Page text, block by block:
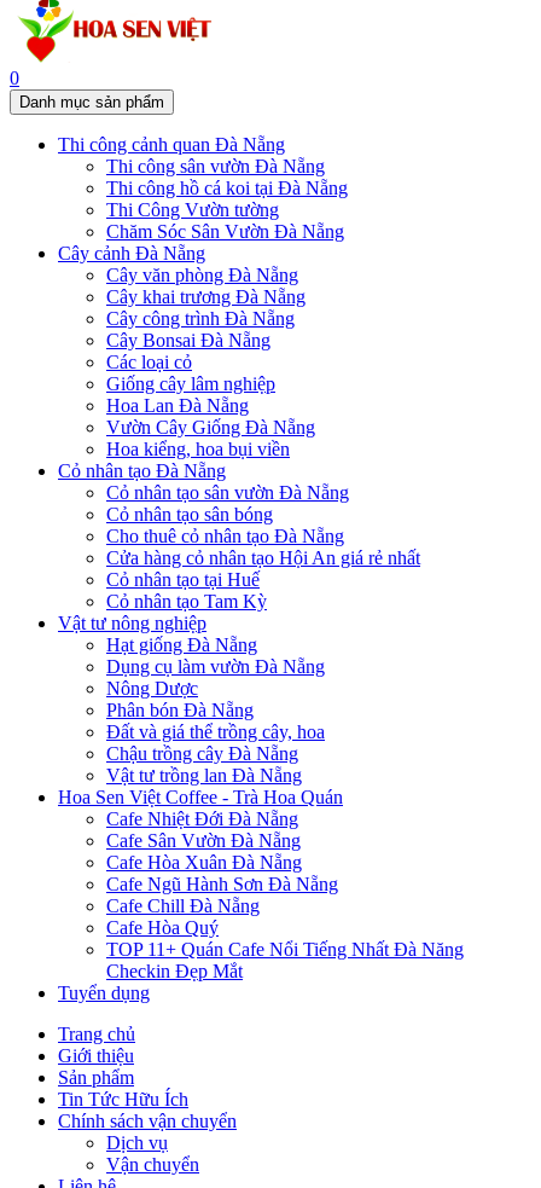
0
Danh mục sản phẩm
Thi công cảnh quan Đà Nẵng
Thi công sân vườn Đà Nẵng
Thi công hồ cá koi tại Đà Nẵng
Thi Công Vườn tường
Chăm Sóc Sân Vườn Đà Nẵng
Cây cảnh Đà Nẵng
Cây văn phòng Đà Nẵng
Cây khai trương Đà Nẵng
Cây công trình Đà Nẵng
Cây Bonsai Đà Nẵng
Các loại cỏ
Giống cây lâm nghiệp
Hoa Lan Đà Nẵng
Vườn Cây Giống Đà Nẵng
Hoa kiểng, hoa bụi viền
Cỏ nhân tạo Đà Nẵng
Cỏ nhân tạo sân vườn Đà Nẵng
Cỏ nhân tạo sân bóng
Cho thuê cỏ nhân tạo Đà Nẵng
Cửa hàng cỏ nhân tạo Hội An giá rẻ nhất
Cỏ nhân tạo tại Huế
Cỏ nhân tạo Tam Kỳ
Vật tư nông nghiệp
Hạt giống Đà Nẵng
Dụng cụ làm vườn Đà Nẵng
Nông Dược
Phân bón Đà Nẵng
Đất và giá thể trồng cây, hoa
Chậu trồng cây Đà Nẵng
Vật tư trồng lan Đà Nẵng
Hoa Sen Việt Coffee - Trà Hoa Quán
Cafe Nhiệt Đới Đà Nẵng
Cafe Sân Vườn Đà Nẵng
Cafe Hòa Xuân Đà Nẵng
Cafe Ngũ Hành Sơn Đà Nẵng
Cafe Chill Đà Nẵng
Cafe Hòa Quý
TOP 11+ Quán Cafe Nổi Tiếng Nhất Đà Năng
Checkin Đẹp Mắt
Tuyển dụng
Trang chủ
Giới thiệu
Sản phẩm
Tin Tức Hữu Ích
Chính sách vận chuyển
Dịch vụ
Vận chuyển